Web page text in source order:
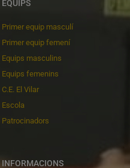
EQUIPS
Primer equip masculí
Primer equip femení
Equips masculins
Equips femenins
C.E. El Vilar
Escola
Patrocinadors
INFORMACIONS